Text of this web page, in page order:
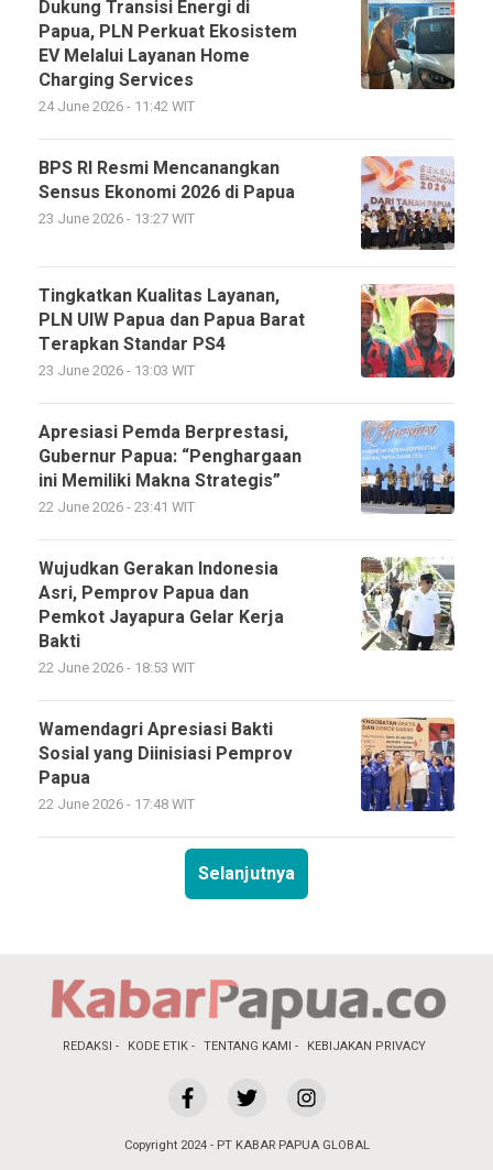
Dukung Transisi Energi di
Papua, PLN Perkuat Ekosistem
EV Melalui Layanan Home
Charging Services
24 June 2026 - 11:42 WIT
BPS RI Resmi Mencanangkan
Sensus Ekonomi 2026 di Papua
23 June 2026 - 13:27 WIT
Tingkatkan Kualitas Layanan,
PLN UIW Papua dan Papua Barat
Terapkan Standar PS4
23 June 2026 - 13:03 WIT
Apresiasi Pemda Berprestasi,
Gubernur Papua: “Penghargaan
ini Memiliki Makna Strategis”
22 June 2026 - 23:41 WIT
Wujudkan Gerakan Indonesia
Asri, Pemprov Papua dan
Pemkot Jayapura Gelar Kerja
Bakti
22 June 2026 - 18:53 WIT
Wamendagri Apresiasi Bakti
Sosial yang Diinisiasi Pemprov
Papua
22 June 2026 - 17:48 WIT
Selanjutnya
REDAKSI KODE ETIK TENTANG KAMI KEBIJAKAN PRIVACY
Copyright 2024 - PT KABAR PAPUA GLOBAL